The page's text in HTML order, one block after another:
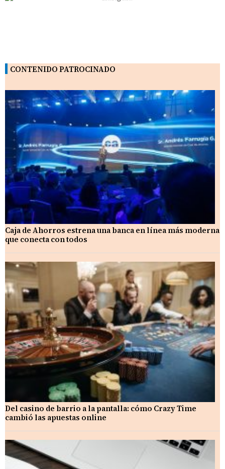
CONTENIDO PATROCINADO
Caja de Ahorros estrena una banca en línea más moderna
que conecta con todos
Del casino de barrio a la pantalla: cómo Crazy Time
cambió las apuestas online